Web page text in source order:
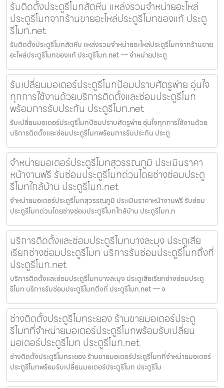
รับติดตั้งประตูรีโมทสัตหีบ แหล่งรวมจำหน่ายอะไหล่
ประตูรีโมทจากร้านขายอะไหล่ประตูรีโมทของแท้ ประตู
รีโมท.net
รับติดตั้งประตูรีโมทสัตหีบ แหล่งรวมจำหน่ายอะไหล่ประตูรีโมทจากร้านขาย
อะไหล่ประตูรีโมทของแท้ ประตูรีโมท.net — จำหน่ายประตู
รับเปลี่ยนมอเตอร์ประตูรีโมทป้อมปราบศัตรูพ่าย อุ่นใจ
ทุกการใช้งานด้วยบริการติดตั้งและซ่อมประตูรีโมท
พร้อมการรับประกัน ประตูรีโมท.net
รับเปลี่ยนมอเตอร์ประตูรีโมทป้อมปราบศัตรูพ่าย อุ่นใจทุกการใช้งานด้วย
บริการติดตั้งและซ่อมประตูรีโมทพร้อมการรับประกัน ประตู
จำหน่ายมอเตอร์ประตูรีโมทสุวรรณภูมิ ประเมินราคา
หน้างานฟรี รับซ่อมประตูรีโมทด่วนโดยช่างซ่อมประตู
รีโมทใกล้บ้าน ประตูรีโมท.net
จำหน่ายมอเตอร์ประตูรีโมทสุวรรณภูมิ ประเมินราคาหน้างานฟรี รับซ่อม
ประตูรีโมทด่วนโดยช่างซ่อมประตูรีโมทใกล้บ้าน ประตูรีโมท.n
บริการติดตั้งและซ่อมประตูรีโมทบางละมุง ประตูเสีย
เรียกช่างซ่อมประตูรีโมท บริการรับซ่อมประตูรีโมทถึงที่
ประตูรีโมท.net
บริการติดตั้งและซ่อมประตูรีโมทบางละมุง ประตูเสียเรียกช่างซ่อมประตู
รีโมท บริการรับซ่อมประตูรีโมทถึงที่ ประตูรีโมท.net — จ
ช่างติดตั้งประตูรีโมทระยอง ร้านขายมอเตอร์ประตู
รีโมทที่จำหน่ายมอเตอร์ประตูรีโมทพร้อมรับเปลี่ยน
มอเตอร์ประตูรีโมท ประตูรีโมท.net
ช่างติดตั้งประตูรีโมทระยอง ร้านขายมอเตอร์ประตูรีโมทที่จำหน่ายมอเตอร์
ประตูรีโมทพร้อมรับเปลี่ยนมอเตอร์ประตูรีโมท ประตูรีโม